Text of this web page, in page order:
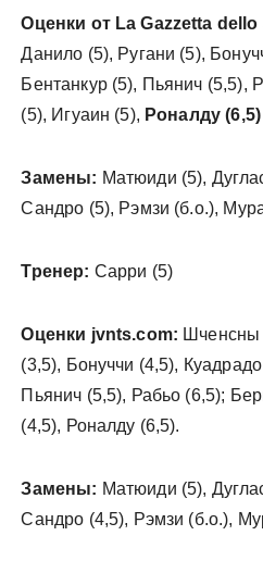
Оценки от La Gazzetta dello
Данило (5), Ругани (5),
Бентанкур (5), Пьянич (5,5),
(5), Игуаин (5), Роналду
Замены: Матюиди (5),
Сандро (5), Рэмзи (б.о.),
Тренер: Сарри (5)
Оценки jvnts.com: Шченсны
(3,5), Бонуччи (4,5),
Пьянич (5,5), Рабьо (6,5);
(4,5), Роналду (6,5).
Замены: Матюиди (5),
Сандро (4,5), Рэмзи (б.о.),